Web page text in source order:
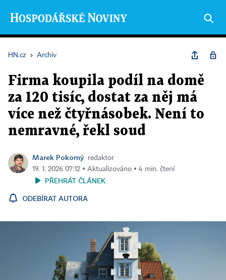
HN.cz › Archiv
Firma koupila podíl na domě
za 120 tisíc, dostat za něj má
více než čtyřnásobek. Není to
nemravné, řekl soud
Marek Pokorný
redaktor
19. 1. 2026 07:12 ▪ Aktualizováno ▪ 4 min. čtení
PŘEHRÁT ČLÁNEK
ODEBÍRAT AUTORA